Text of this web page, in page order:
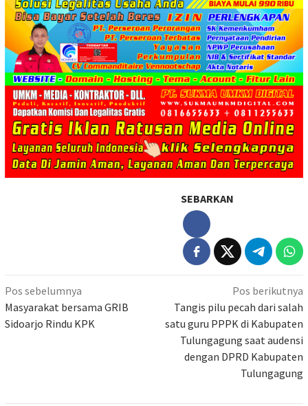
SEBARKAN
Navigasi
pos
Pos sebelumnya
Masyarakat bersama GRIB
Sidoarjo Rindu KPK
Pos berikutnya
Tangis pilu pecah dari salah
satu guru PPPK di Kabupaten
Tulungagung saat audensi
dengan DPRD Kabupaten
Tulungagung